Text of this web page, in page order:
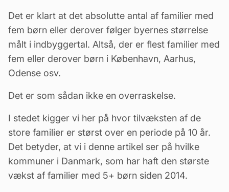
Det er klart at det absolutte antal af familier med
fem børn eller derover følger byernes størrelse
målt i indbyggertal. Altså, der er flest familier med
fem eller derover børn i København, Aarhus,
Odense osv.
Det er som sådan ikke en overraskelse.
I stedet kigger vi her på hvor tilvæksten af de
store familier er størst over en periode på 10 år.
Det betyder, at vi i denne artikel ser på hvilke
kommuner i Danmark, som har haft den største
vækst af familier med 5+ børn siden 2014.